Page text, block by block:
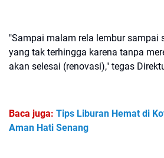
"Sampai malam rela lembur sampai
yang tak terhingga karena tanpa
akan selesai (renovasi)," tegas
Baca juga: Tips Liburan Hemat di
Aman Hati Senang